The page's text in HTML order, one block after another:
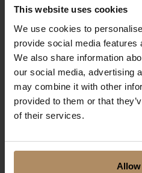
This website uses cookies
We use cookies to
provide social media features
We also share information
our social media, advertising
may combine it with other
provided to them or that
of their services.
Allow
Touring i
Fra kr 5818,-